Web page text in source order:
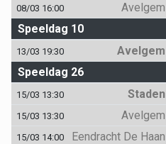
08/03 16:00 Avelgem
Speeldag 10
13/03 19:30 Avelgem
Speeldag 26
15/03 13:30 Staden
15/03 13:30 Avelgem
15/03 14:00 Eendracht De Haan